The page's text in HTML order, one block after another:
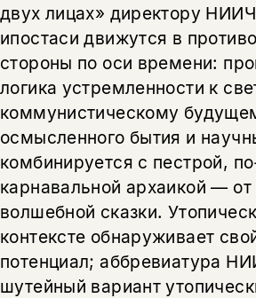
двух лицах» директору
ипостаси движутся в
стороны по оси времени:
логика устремленности к
коммунистическому
осмысленного бытия и
комбинируется с пестрой,
карнавальной архаикой —
волшебной сказки.
контексте обнаруживает
потенциал; аббревиатура
шутейный вариант